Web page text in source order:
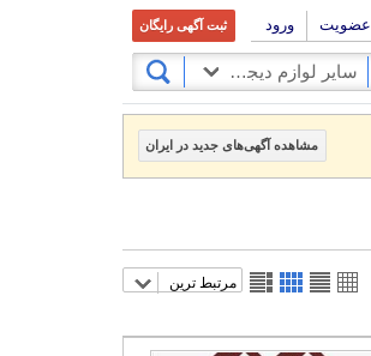
عضویت ورود ثبت آگهی رایگان
سایر لوازم دیجیتال
مشاهده آگهی‌های جدید در ایران
مرتبط ترین